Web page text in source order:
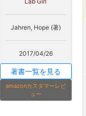
Jahren, Hope (著)
2017/04/26
著書一覧を見る
amazonカスタマーレビ
ュー